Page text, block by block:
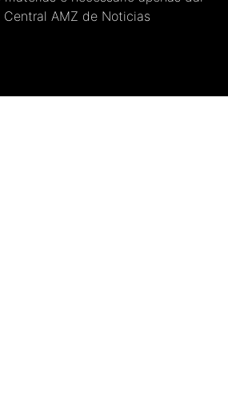
AMZ de Noticias